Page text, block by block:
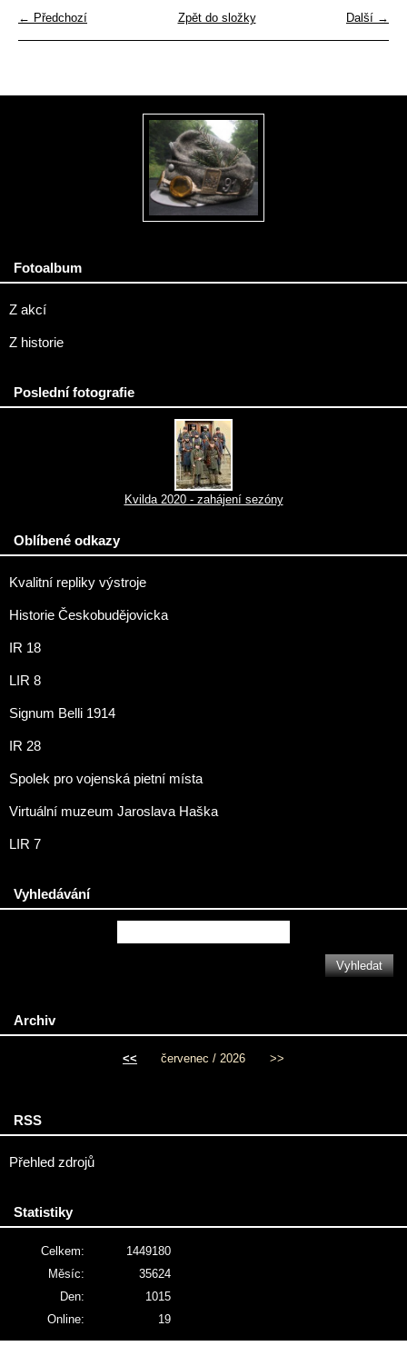
← Předchozí Další →
Zpět do složky
Fotoalbum
Z akcí
Z historie
Poslední fotografie
Kvilda 2020 - zahájení sezóny
Oblíbené odkazy
Kvalitní repliky výstroje
Historie Českobudějovicka
IR 18
LIR 8
Signum Belli 1914
IR 28
Spolek pro vojenská pietní místa
Virtuální muzeum Jaroslava Haška
LIR 7
Vyhledávání
Archiv
<< červenec / 2026 >>
RSS
Přehled zdrojů
Statistiky
Online: 19
Celkem:
1449180
Měsíc:
35624
Den:
1015